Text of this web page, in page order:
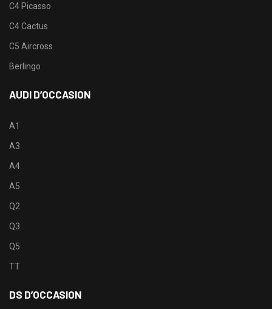
C4 Picasso
C4 Cactus
C5 Aircross
Berlingo
AUDI D’OCCASION
A1
A3
A4
A5
Q2
Q3
Q5
TT
DS D’OCCASION